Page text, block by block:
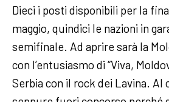
Dieci i posti disponibili per la
maggio, quindici le nazioni in
semifinale. Ad aprire sarà la
con l’entusiasmo di “Viva,
Serbia con il rock dei Lavina. Al